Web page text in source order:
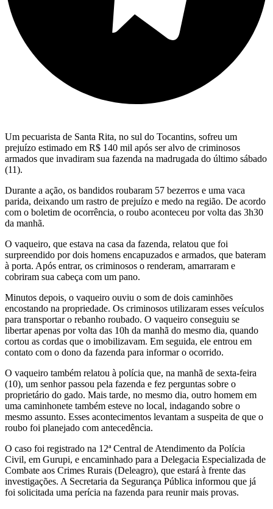
Um pecuarista de Santa Rita, no sul do Tocantins, sofreu um
prejuízo estimado em R$ 140 mil após ser alvo de criminosos
armados que invadiram sua fazenda na madrugada do último sábado
(11).
Durante a ação, os bandidos roubaram 57 bezerros e uma vaca
parida, deixando um rastro de prejuízo e medo na região. De acordo
com o boletim de ocorrência, o roubo aconteceu por volta das 3h30
da manhã.
O vaqueiro, que estava na casa da fazenda, relatou que foi
surpreendido por dois homens encapuzados e armados, que bateram
à porta. Após entrar, os criminosos o renderam, amarraram e
cobriram sua cabeça com um pano.
Minutos depois, o vaqueiro ouviu o som de dois caminhões
encostando na propriedade. Os criminosos utilizaram esses veículos
para transportar o rebanho roubado. O vaqueiro conseguiu se
libertar apenas por volta das 10h da manhã do mesmo dia, quando
cortou as cordas que o imobilizavam. Em seguida, ele entrou em
contato com o dono da fazenda para informar o ocorrido.
O vaqueiro também relatou à polícia que, na manhã de sexta-feira
(10), um senhor passou pela fazenda e fez perguntas sobre o
proprietário do gado. Mais tarde, no mesmo dia, outro homem em
uma caminhonete também esteve no local, indagando sobre o
mesmo assunto. Esses acontecimentos levantam a suspeita de que o
roubo foi planejado com antecedência.
O caso foi registrado na 12ª Central de Atendimento da Polícia
Civil, em Gurupi, e encaminhado para a Delegacia Especializada de
Combate aos Crimes Rurais (Deleagro), que estará à frente das
investigações. A Secretaria da Segurança Pública informou que já
foi solicitada uma perícia na fazenda para reunir mais provas.